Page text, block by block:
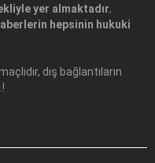
yer almaktadır.
hepsinin hukuki
dış bağlantıların